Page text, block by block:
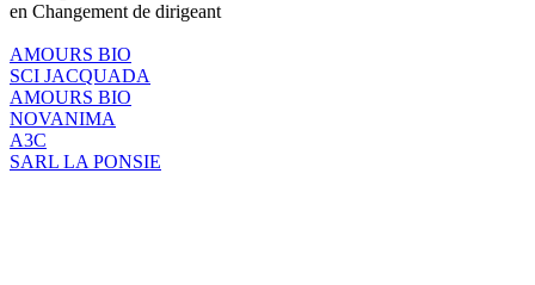
en Changement de dirigeant
AMOURS BIO
SCI JACQUADA
AMOURS BIO
NOVANIMA
A3C
SARL LA PONSIE